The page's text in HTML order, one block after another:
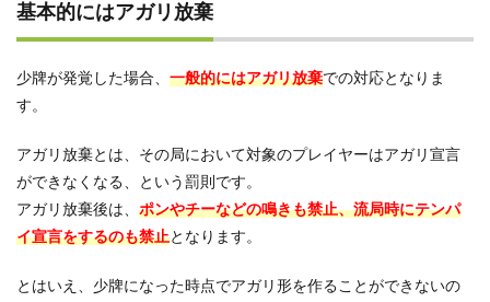
基本的にはアガリ放棄
少牌が発覚した場合、 一般的にはアガリ放棄での対応となりま
す。
アガリ放棄とは、その局において対象のプレイヤーはアガリ宣言
ができなくなる、という罰則です。
アガリ放棄後は、 ポンやチーなどの鳴きも禁止、流局時にテンパ
イ宣言をするのも禁止となります。
とはいえ、少牌になった時点でアガリ形を作ることができないの